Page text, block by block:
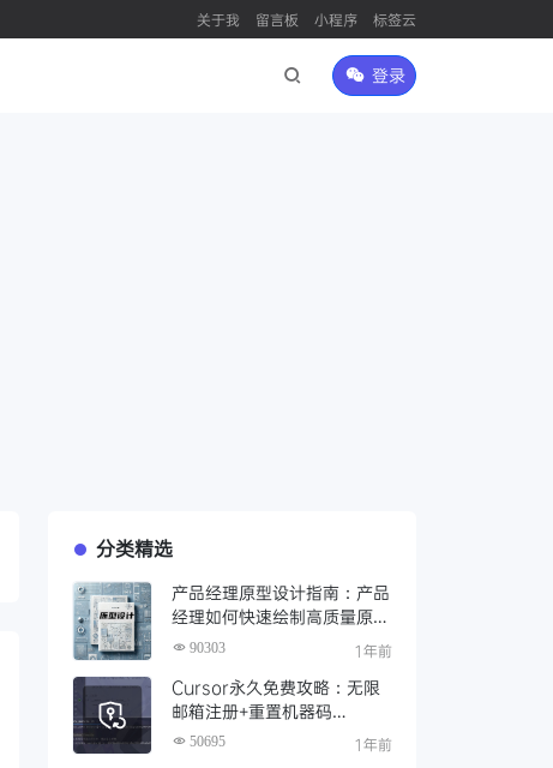
关于我 留言板 小程序 标签云
登录
分类精选
产品经理原型设计指南：产品
经理如何快速绘制高质量原
型？（附步骤与资源）
90303 1年前
Cursor永久免费攻略：无限
邮箱注册+重置机器码
+Cursor试用期重置工具实现
50695 1年前